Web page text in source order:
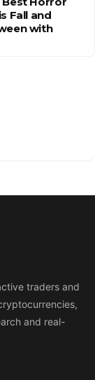
Fall and
with
traders and
and real-